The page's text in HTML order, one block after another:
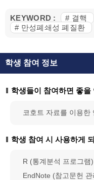
KEYWORD : # 결핵
# 만성폐쇄성 폐질환
학생 참여 정보
학생들이 참여하면 좋을
코호트 자료를 이용한
학생 참여 시 사용하게
R (통계분석 프로그램)
EndNote (참고문헌